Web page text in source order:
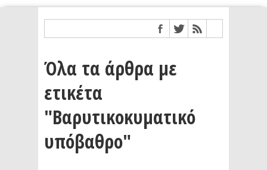
Όλα τα άρθρα με
ετικέτα
"Βαρυτικοκυματικό
υπόβαθρο"